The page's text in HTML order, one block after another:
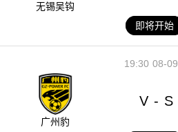
无锡吴钩
即将开始
08-09
19:30
广州豹
V - S